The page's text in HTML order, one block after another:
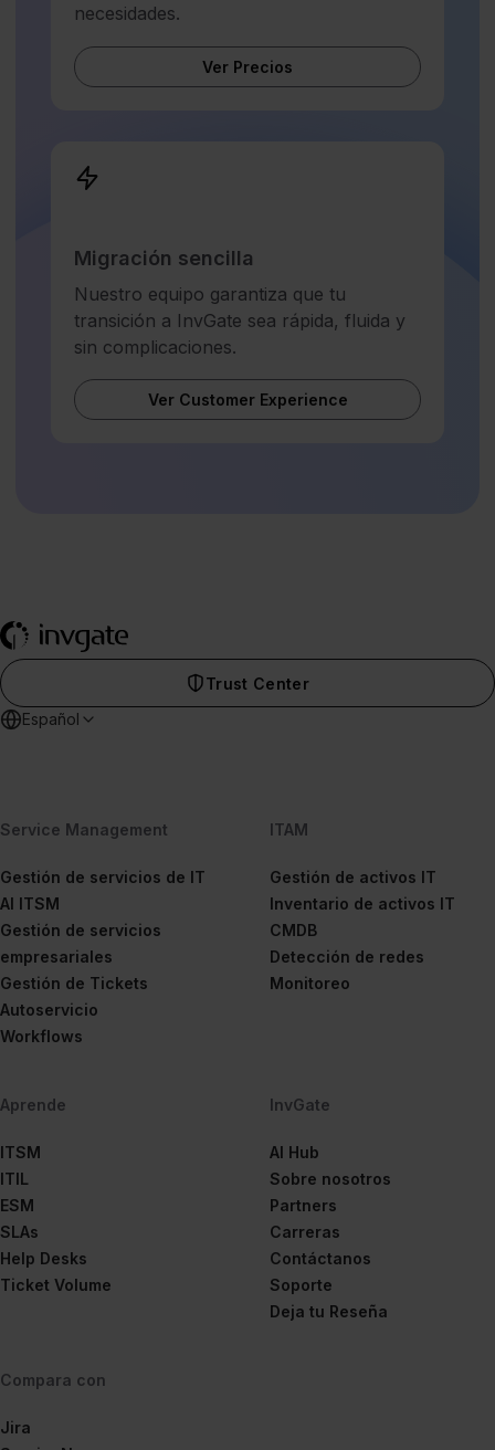
necesidades.
Ver Precios
Migración sencilla
Nuestro equipo garantiza que tu
transición a InvGate sea rápida, fluida y
sin complicaciones.
Ver Customer Experience
Trust Center
Español
Service Management
Gestión de servicios de IT
AI ITSM
Gestión de servicios
empresariales
Gestión de Tickets
Autoservicio
Workflows
ITAM
Gestión de activos IT
Inventario de activos IT
CMDB
Detección de redes
Monitoreo
Aprende
ITSM
ITIL
ESM
SLAs
Help Desks
Ticket Volume
InvGate
AI Hub
Sobre nosotros
Partners
Carreras
Contáctanos
Soporte
Deja tu Reseña
Compara con
Jira